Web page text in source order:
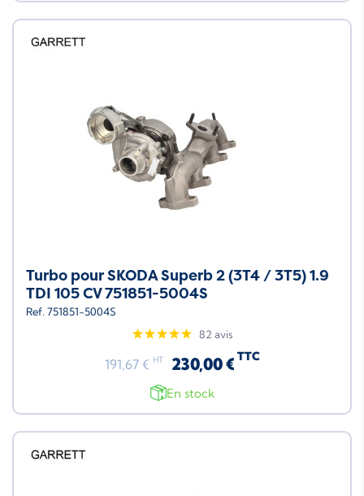
Turbo pour SKODA Superb 2 (3T4 / 3T5) 1.9
TDI 105 CV 751851-5004S
Ref. 751851-5004S
82 avis
191,67 € HT 230,00 € TTC
En stock